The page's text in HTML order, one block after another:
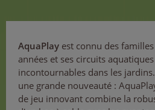
AquaPlay est connu des
années et ses circuits
incontournables dans les
une grande nouveauté :
de jeu innovant combine la